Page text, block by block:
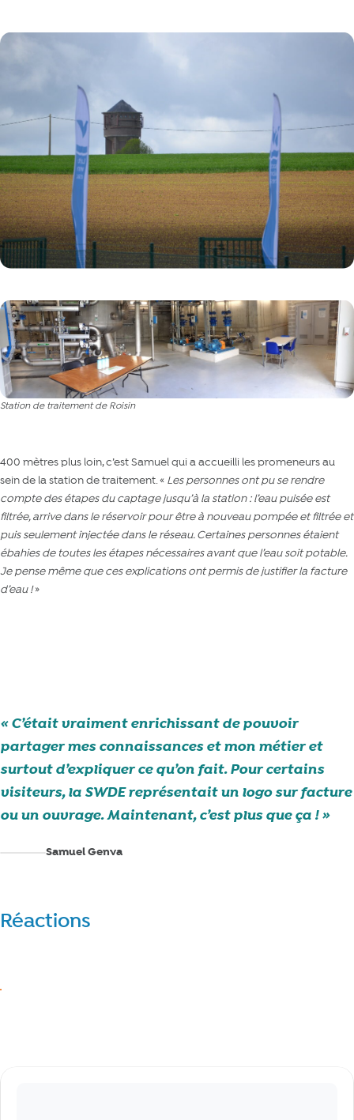
Station de traitement de Roisin
400 mètres plus loin, c’est Samuel qui a accueilli les promeneurs au
sein de la station de traitement. « Les personnes ont pu se rendre
compte des étapes du captage jusqu’à la station : l’eau puisée est
filtrée, arrive dans le réservoir pour être à nouveau pompée et filtrée et
puis seulement injectée dans le réseau. Certaines personnes étaient
ébahies de toutes les étapes nécessaires avant que l’eau soit potable.
Je pense même que ces explications ont permis de justifier la facture
d’eau !»
C’était vraiment enrichissant de pouvoir
partager mes connaissances et mon métier et
surtout d’expliquer ce qu’on fait. Pour certains
visiteurs, la SWDE représentait un logo sur facture
ou un ouvrage. Maintenant, c’est plus que ça !
Samuel Genva
Réactions